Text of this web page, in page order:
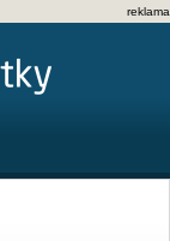
reklama